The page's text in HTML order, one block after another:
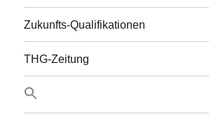
Zukunfts-Qualifikationen
THG-Zeitung